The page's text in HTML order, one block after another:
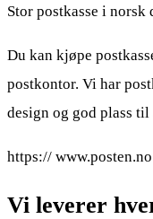
Stor postkasse i norsk
Du kan kjøpe
postkontor. Vi har
design og god plass til
https://
Vi leverer